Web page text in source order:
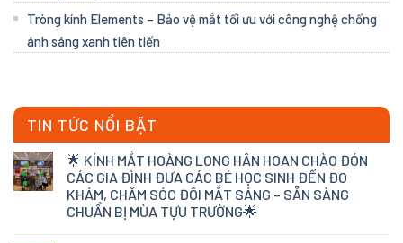
Tròng kính Elements – Bảo vệ mắt tối ưu với công nghệ chống
ánh sáng xanh tiên tiến
TIN TỨC NỔI BẬT
🌟 KÍNH MẮT HOÀNG LONG HÂN HOAN CHÀO ĐÓN
CÁC GIA ĐÌNH ĐƯA CÁC BÉ HỌC SINH ĐẾN ĐO
KHÁM, CHĂM SÓC ĐÔI MẮT SÁNG – SẴN SÀNG
CHUẨN BỊ MÙA TỰU TRƯỜNG🌟